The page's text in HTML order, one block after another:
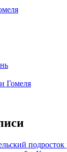
Гомеля